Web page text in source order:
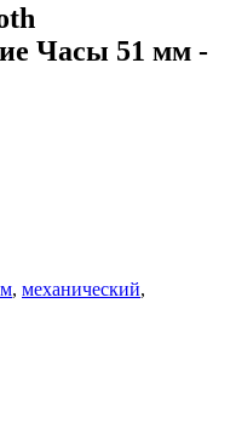
Часы 51 мм -
, механический,